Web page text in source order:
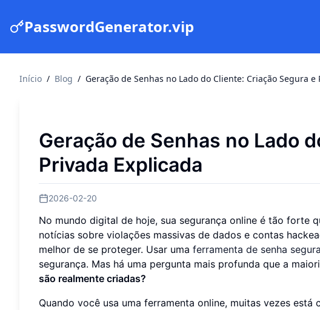
PasswordGenerator.vip
Início / Blog / Geração de Senhas no Lado do Cliente: Criação Segura e
Geração de Senhas no Lado
Privada Explicada
2026-02-20
No mundo digital de hoje, sua segurança online é tão forte
notícias sobre violações massivas de dados e contas
melhor de se proteger. Usar uma ferramenta de senha
segurança. Mas há uma pergunta mais profunda que a
são realmente criadas?
Quando você usa uma ferramenta online, muitas vezes